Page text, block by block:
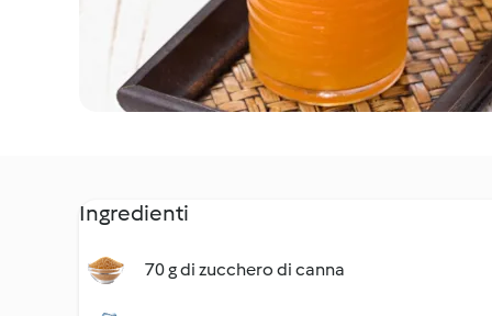
Ingredienti
70 g di zucchero di canna